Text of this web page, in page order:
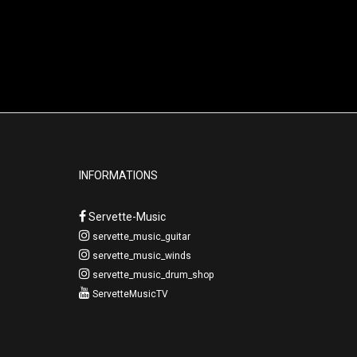
INFORMATIONS
Servette-Music
servette_music_guitar
servette_music_winds
servette_music_drum_shop
ServetteMusicTV